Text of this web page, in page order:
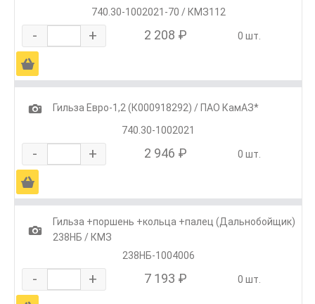
740.30-1002021-70 / КМЗ112
- + 2 208 ₽ 0 шт.
Ä
1
Гильза Евро-1,2 (К000918292) / ПАО КамАЗ*
740.30-1002021
- + 2 946 ₽ 0 шт.
Ä
1
Гильза +поршень +кольца +палец (Дальнобойщик)
238НБ / КМЗ
238НБ-1004006
- + 7 193 ₽ 0 шт.